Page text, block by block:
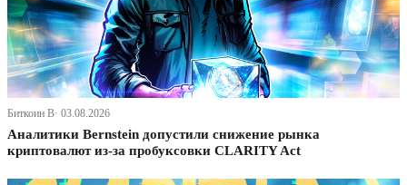
Биткоин В· 03.08.2026
Аналитики Bernstein допустили снижение рынка
криптовалют из-за пробуксовки CLARITY Act